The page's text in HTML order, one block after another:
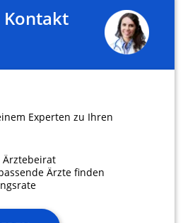
Kontakt
Experten zu Ihren
Ärzte finden